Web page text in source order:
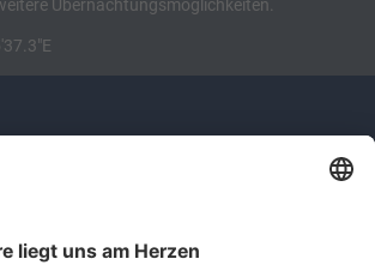
Übernachtungsmöglichkeiten.
auf
anmelden und
für unseren Online-